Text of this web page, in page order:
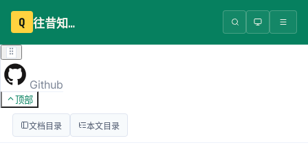
Q 往昔知识库
Github
顶部
文档目录 本文目录